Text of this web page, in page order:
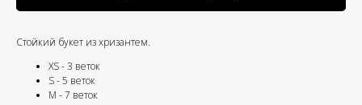
Стойкий букет из хризантем.
XS - 3 веток
S - 5 веток
M - 7 веток